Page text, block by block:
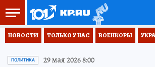
НОВОСТИ ТОЛЬКО У НАС ВОЕНКОРЫ
ПОЛИТИКА 29 мая 2026 8:00